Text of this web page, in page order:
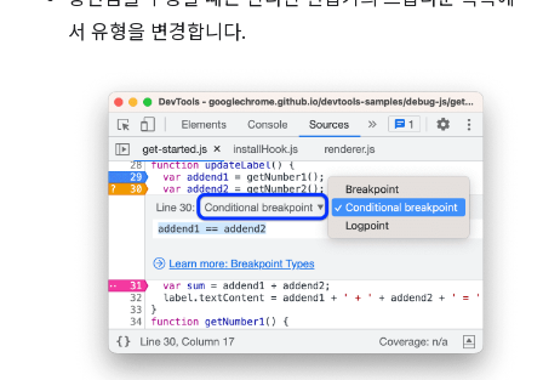
서 유형을 변경합니다.